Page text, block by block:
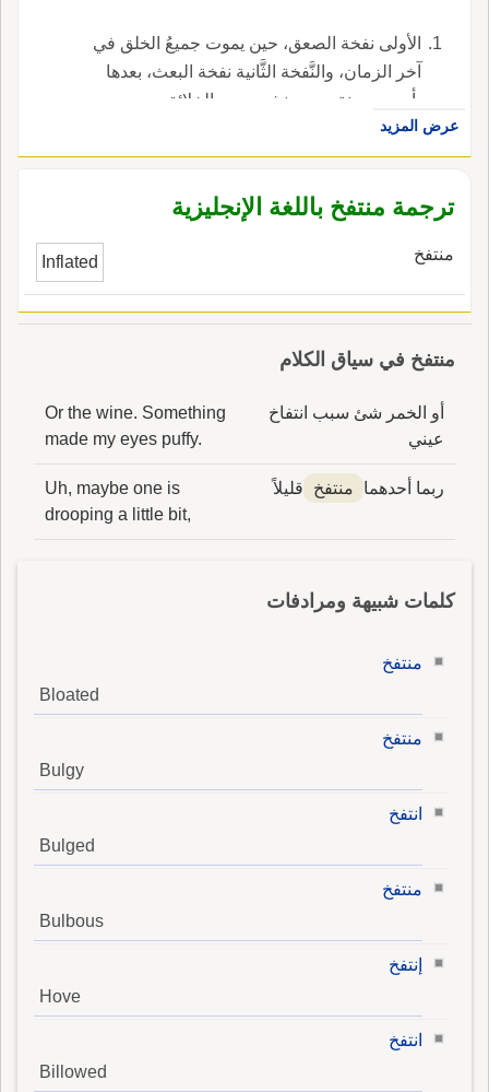
الأولى نفخة الصعق، حين يموت جميعُ الخلق في
آخر الزمان، والنَّفخة الثَّانية نفخة البعث، بعدها
بأربعين سنة، حين ينشر جميع الخلائق.
عرض المزيد
ترجمة منتفخ باللغة الإنجليزية
منتفخ Inflated
منتفخ في سياق الكلام
أو الخمر شئ سبب انتفاخ
عيني
Or the wine. Something
made my eyes puffy.
ربما أحدهما منتفخ قليلاً
Uh, maybe one is
drooping a little bit,
كلمات شبيهة ومرادفات
منتفخ
Bloated
منتفخ
Bulgy
انتفخ
Bulged
منتفخ
Bulbous
إنتفخ
Hove
انتفخ
Billowed